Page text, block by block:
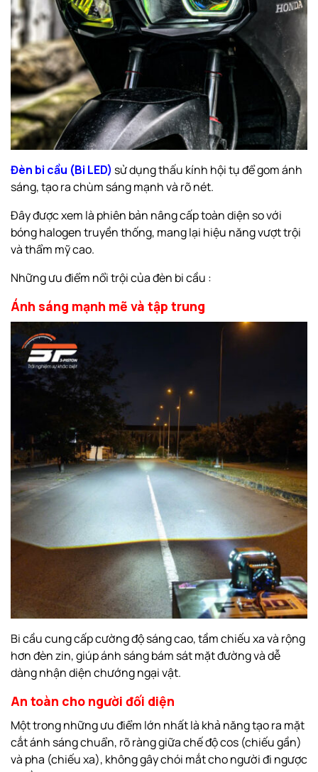
Đèn bi cầu (Bi LED) sử dụng thấu kính hội tụ để gom ánh
sáng, tạo ra chùm sáng mạnh và rõ nét.
Đây được xem là phiên bản nâng cấp toàn diện so với
bóng halogen truyền thống, mang lại hiệu năng vượt trội
và thẩm mỹ cao.
Những ưu điểm nổi trội của đèn bi cầu :
Ánh sáng mạnh mẽ và tập trung
Bi cầu cung cấp cường độ sáng cao, tầm chiếu xa và rộng
hơn đèn zin, giúp ánh sáng bám sát mặt đường và dễ
dàng nhận diện chướng ngại vật.
An toàn cho người đối diện
Một trong những ưu điểm lớn nhất là khả năng tạo ra mặt
cắt ánh sáng chuẩn, rõ ràng giữa chế độ cos (chiếu gần)
và pha (chiếu xa), không gây chói mắt cho người đi ngược